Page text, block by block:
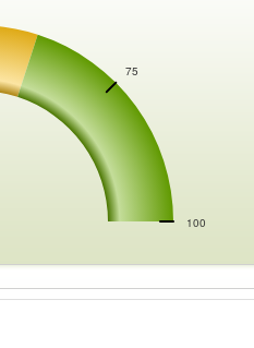
75
100